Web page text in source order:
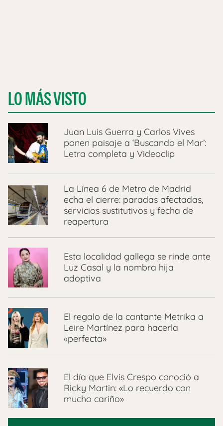
LO MÁS VISTO
Juan Luis Guerra y Carlos Vives
ponen paisaje a ‘Buscando el Mar’:
Letra completa y Videoclip
La Línea 6 de Metro de Madrid
echa el cierre: paradas afectadas,
servicios sustitutivos y fecha de
reapertura
Esta localidad gallega se rinde ante
Luz Casal y la nombra hija
adoptiva
El regalo de la cantante Metrika a
Leire Martínez para hacerla
«perfecta»
El día que Elvis Crespo conoció a
Ricky Martin: «Lo recuerdo con
mucho cariño»